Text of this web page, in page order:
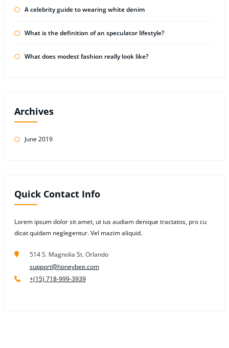
A celebrity guide to wearing white denim
What is the definition of an speculator lifestyle?
What does modest fashion really look like?
Archives
June 2019
Quick Contact Info
Lorem ipsum dolor sit amet, ut ius audiam denique tractatos, pro cu
dicat quidam neglegentur. Vel mazim aliquid.
514 S. Magnolia St. Orlando
support@honeybee.com
+(15) 718-999-3939